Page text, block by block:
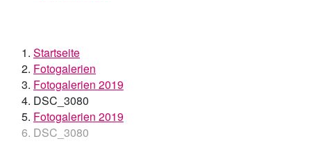
Startseite
Fotogalerien
Fotogalerien 2019
DSC_3080
Fotogalerien 2019
DSC_3080